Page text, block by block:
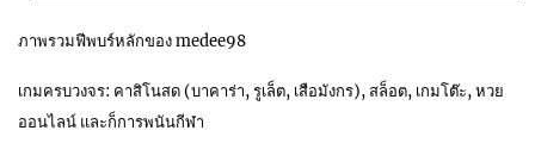
ภาพรวมฟีพบร์หลักของ medee98
เกมครบวงจร: คาสิโนสด (บาคาร่า, รูเล็ต, เสือมังกร), สล็อต, เกมโต๊ะ, หวย
ออนไลน์ และก็การพนันกีฬา